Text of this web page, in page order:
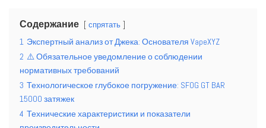
Содержание спрятать
1 Экспертный анализ от Джека: Основателя VapeXYZ
2 ⚠️ Обязательное уведомление о соблюдении
нормативных требований
3 Технологическое глубокое погружение: SFOG GT BAR
15000 затяжек
4 Технические характеристики и показатели